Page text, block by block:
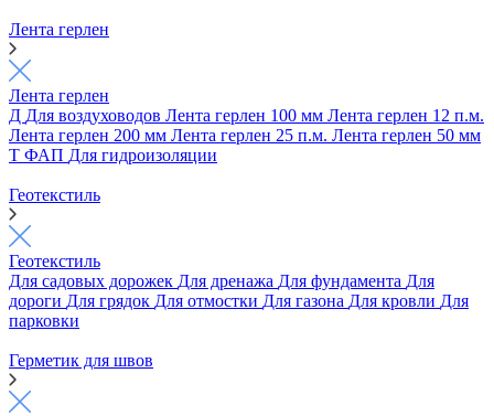
Лента герлен
Лента герлен
Д Для воздуховодов Лента герлен 100 мм Лента герлен 12 п.м.
Лента герлен 200 мм Лента герлен 25 п.м. Лента герлен 50 мм
Т ФАП Для гидроизоляции
Геотекстиль
Геотекстиль
Для садовых дорожек Для дренажа Для фундамента Для
дороги Для грядок Для отмостки Для газона Для кровли Для
парковки
Герметик для швов